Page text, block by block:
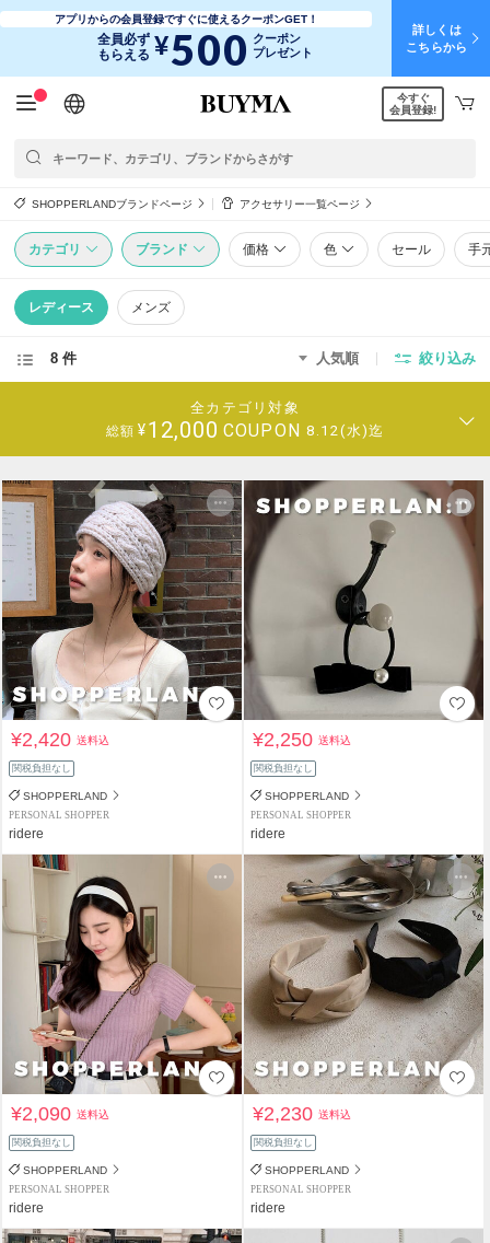
アプリからの会員登録ですぐに使えるクーポンGET！
全員必ず
もらえる ¥500 クーポン
プレゼント
詳しくは
こちらから
日本語
English
简体中文
繁體中文
今すぐ
会員登録!
SHOPPERLANDブランドページ アクセサリー一覧ページ
カテゴリ ブランド 価格 色 セール 手
レディース メンズ
8 件 人気順 絞り込み
全カテゴリ対象
総額 ¥12,000 COUPON 8.12(水)迄
¥2,420送料込
関税負担なし
SHOPPERLAND
PERSONAL SHOPPER
ridere
¥2,250送料込
関税負担なし
SHOPPERLAND
PERSONAL SHOPPER
ridere
¥2,090送料込
関税負担なし
SHOPPERLAND
PERSONAL SHOPPER
ridere
¥2,230送料込
関税負担なし
SHOPPERLAND
PERSONAL SHOPPER
ridere